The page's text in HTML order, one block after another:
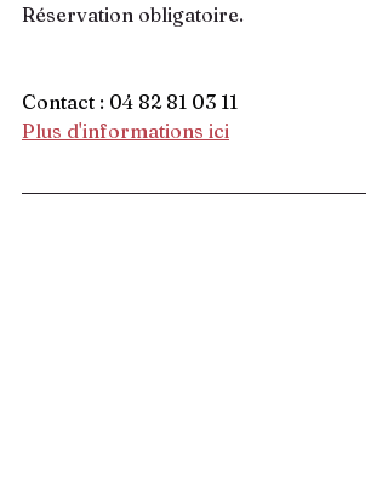
Réservation obligatoire.
Contact : 04 82 81 03 11
Plus d'informations ici